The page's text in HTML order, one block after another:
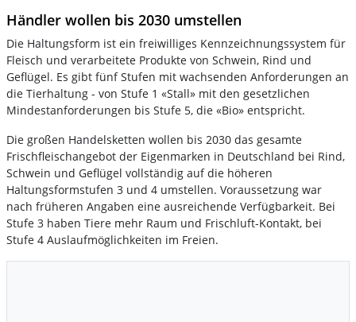
Händler wollen bis 2030 umstellen
Die Haltungsform ist ein freiwilliges Kennzeichnungssystem für
Fleisch und verarbeitete Produkte von Schwein, Rind und
Geflügel. Es gibt fünf Stufen mit wachsenden Anforderungen an
die Tierhaltung - von Stufe 1 «Stall» mit den gesetzlichen
Mindestanforderungen bis Stufe 5, die «Bio» entspricht.
Die großen Handelsketten wollen bis 2030 das gesamte
Frischfleischangebot der Eigenmarken in Deutschland bei Rind,
Schwein und Geflügel vollständig auf die höheren
Haltungsformstufen 3 und 4 umstellen. Voraussetzung war
nach früheren Angaben eine ausreichende Verfügbarkeit. Bei
Stufe 3 haben Tiere mehr Raum und Frischluft-Kontakt, bei
Stufe 4 Auslaufmöglichkeiten im Freien.